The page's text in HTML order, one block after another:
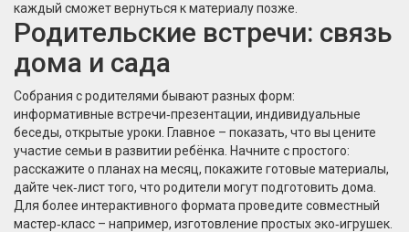
каждый сможет вернуться к материалу позже.
Родительские встречи: связь
дома и сада
Собрания с родителями бывают разных форм:
информативные встречи‑презентации, индивидуальные
беседы, открытые уроки. Главное – показать, что вы цените
участие семьи в развитии ребёнка. Начните с простого:
расскажите о планах на месяц, покажите готовые материалы,
дайте чек‑лист того, что родители могут подготовить дома.
Для более интерактивного формата проведите совместный
мастер‑класс – например, изготовление простых эко‑игрушек.